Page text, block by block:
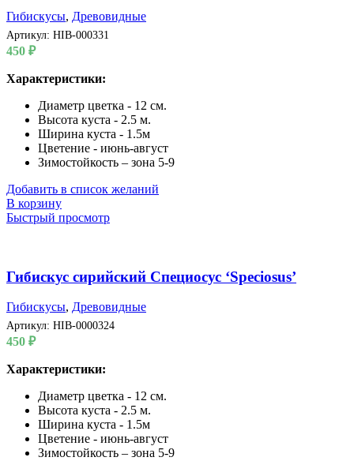
Гибискусы, Древовидные
Артикул: HIB-000331
450 ₽
Характеристики:
Диаметр цветка - 12 см.
Высота куста - 2.5 м.
Ширина куста - 1.5м
Цветение - июнь-август
Зимостойкость – зона 5-9
Добавить в список желаний
В корзину
Быстрый просмотр
Гибискус сирийский Специосус ‘Speciosus’
Гибискусы, Древовидные
Артикул: HIB-0000324
450 ₽
Характеристики:
Диаметр цветка - 12 см.
Высота куста - 2.5 м.
Ширина куста - 1.5м
Цветение - июнь-август
Зимостойкость – зона 5-9